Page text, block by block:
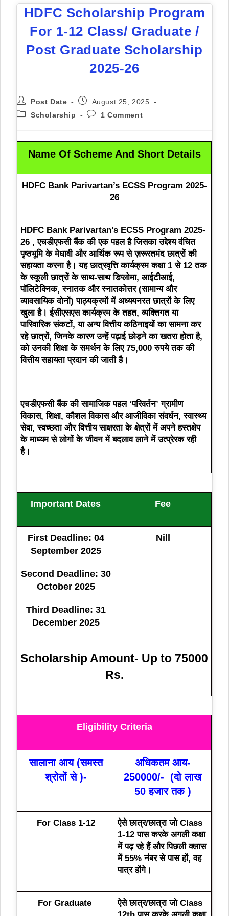
HDFC Scholarship Program
For 1-12 Class/ Graduate /
Post Graduate Scholarship
2025-26
Post Date
August 25, 2025
Scholarship
1 Comment
Name Of Scheme And Short Details
HDFC Bank Parivartan’s ECSS Program 2025-
26
HDFC Bank Parivartan’s ECSS Program 2025-
26 , एचडीएफसी बैंक की एक पहल है जिसका उद्देश्य वंचित
पृष्ठभूमि के मेधावी और आर्थिक रूप से ज़रूरतमंद छात्रों की
सहायता करना है। यह छात्रवृत्ति कार्यक्रम कक्षा 1 से 12 तक
के स्कूली छात्रों के साथ-साथ डिप्लोमा, आईटीआई,
पॉलिटेक्निक, स्नातक और स्नातकोत्तर (सामान्य और
व्यावसायिक दोनों) पाठ्यक्रमों में अध्ययनरत छात्रों के लिए
खुला है। ईसीएसएस कार्यक्रम के तहत, व्यक्तिगत या
पारिवारिक संकटों, या अन्य वित्तीय कठिनाइयों का सामना कर
रहे छात्रों, जिनके कारण उन्हें पढ़ाई छोड़ने का खतरा होता है,
को उनकी शिक्षा के समर्थन के लिए 75,000 रुपये तक की
वित्तीय सहायता प्रदान की जाती है।
एचडीएफसी बैंक की सामाजिक पहल ‘परिवर्तन’ ग्रामीण
विकास, शिक्षा, कौशल विकास और आजीविका संवर्धन, स्वास्थ्य
सेवा, स्वच्छता और वित्तीय साक्षरता के क्षेत्रों में अपने हस्तक्षेप
के माध्यम से लोगों के जीवन में बदलाव लाने में उत्प्रेरक रही
है।
Important Dates Fee
First Deadline: 04
September 2025
Second Deadline: 30
October 2025
Third Deadline: 31
December 2025
Nill
Scholarship Amount- Up to 75000
Rs.
Eligibility Criteria
सालाना आय (समस्त
श्रोतों से )-
अधिकतम आय-
250000/- (दो लाख
50 हजार तक )
For Class 1-12
ऐसे छात्र/छात्रा जो Class
1-12 पास करके अगली कक्षा
में पढ़ रहे हैं और पिछली क्लास
में 55% नंबर से पास हों, वह
पात्र होंगे।
For Graduate
ऐसे छात्र/छात्रा जो Class